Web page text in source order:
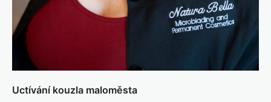
Uctívání kouzla maloměsta